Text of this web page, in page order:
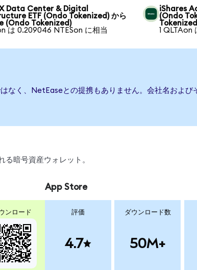
Data Center & Digital
ETF (Ondo Tokenized) から
(Ondo Tokenized)
は 0.209046 NTESon に相当
iShares
(Ondo
1 QLTAon
なく、NetEaseとの提携もありません。会社名および
暗号資産ウォレット。
ンロード
App Store
評価
4.7
ダウンロード数
50M+